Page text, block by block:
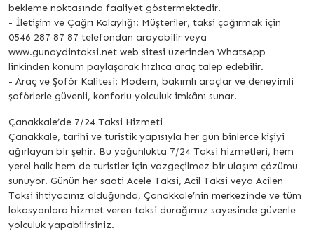
bekleme noktasında faaliyet göstermektedir.
- İletişim ve Çağrı Kolaylığı: Müşteriler, taksi çağırmak için
0546 287 87 87 telefondan arayabilir veya
www.gunaydintaksi.net web sitesi üzerinden WhatsApp
linkinden konum paylaşarak hızlıca araç talep edebilir.
- Araç ve Şoför Kalitesi: Modern, bakımlı araçlar ve deneyimli
şoförlerle güvenli, konforlu yolculuk imkânı sunar.
Çanakkale’de 7/24 Taksi Hizmeti
Çanakkale, tarihi ve turistik yapısıyla her gün binlerce kişiyi
ağırlayan bir şehir. Bu yoğunlukta 7/24 Taksi hizmetleri, hem
yerel halk hem de turistler için vazgeçilmez bir ulaşım çözümü
sunuyor. Günün her saati Acele Taksi, Acil Taksi veya Acilen
Taksi ihtiyacınız olduğunda, Çanakkale’nin merkezinde ve tüm
lokasyonlara hizmet veren taksi durağımız sayesinde güvenle
yolculuk yapabilirsiniz.